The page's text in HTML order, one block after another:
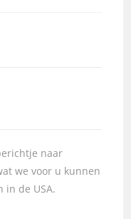
naar
we voor u kunnen
in de USA.